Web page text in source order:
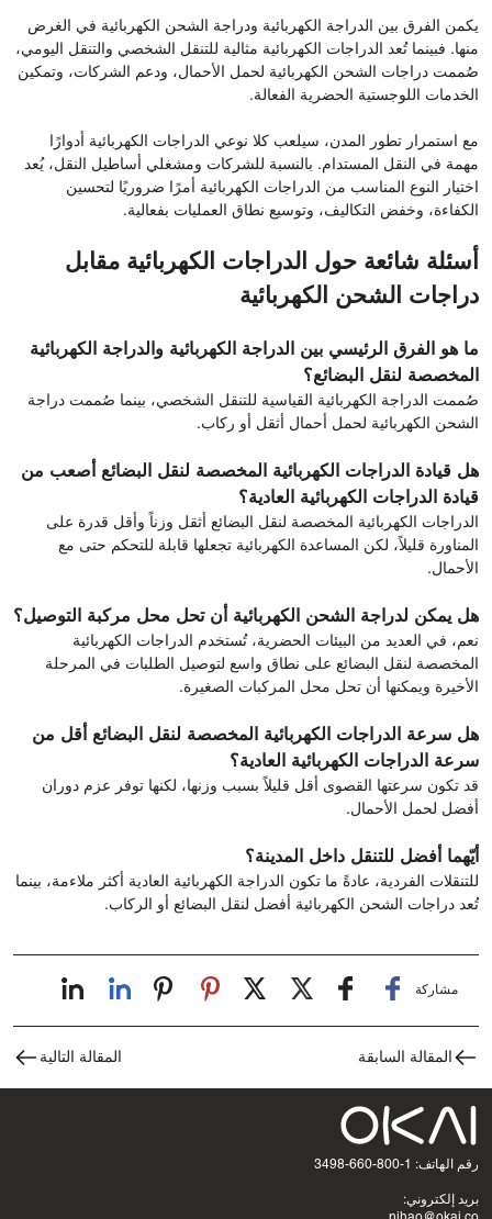
يكمن الفرق بين الدراجة الكهربائية ودراجة الشحن الكهربائية في الغرض
منها. فبينما تُعد الدراجات الكهربائية مثالية للتنقل الشخصي والتنقل اليومي،
صُممت دراجات الشحن الكهربائية لحمل الأحمال، ودعم الشركات، وتمكين
الخدمات اللوجستية الحضرية الفعالة.
مع استمرار تطور المدن، سيلعب كلا نوعي الدراجات الكهربائية أدوارًا
مهمة في النقل المستدام. بالنسبة للشركات ومشغلي أساطيل النقل، يُعد
اختيار النوع المناسب من الدراجات الكهربائية أمرًا ضروريًا لتحسين
الكفاءة، وخفض التكاليف، وتوسيع نطاق العمليات بفعالية.
أسئلة شائعة حول الدراجات الكهربائية مقابل
دراجات الشحن الكهربائية
ما هو الفرق الرئيسي بين الدراجة الكهربائية والدراجة الكهربائية
المخصصة لنقل البضائع؟
صُممت الدراجة الكهربائية القياسية للتنقل الشخصي، بينما صُممت دراجة
الشحن الكهربائية لحمل أحمال أثقل أو ركاب.
هل قيادة الدراجات الكهربائية المخصصة لنقل البضائع أصعب من
قيادة الدراجات الكهربائية العادية؟
الدراجات الكهربائية المخصصة لنقل البضائع أثقل وزناً وأقل قدرة على
المناورة قليلاً، لكن المساعدة الكهربائية تجعلها قابلة للتحكم حتى مع
الأحمال.
هل يمكن لدراجة الشحن الكهربائية أن تحل محل مركبة التوصيل؟
نعم، في العديد من البيئات الحضرية، تُستخدم الدراجات الكهربائية
المخصصة لنقل البضائع على نطاق واسع لتوصيل الطلبات في المرحلة
الأخيرة ويمكنها أن تحل محل المركبات الصغيرة.
هل سرعة الدراجات الكهربائية المخصصة لنقل البضائع أقل من
سرعة الدراجات الكهربائية العادية؟
قد تكون سرعتها القصوى أقل قليلاً بسبب وزنها، لكنها توفر عزم دوران
أفضل لحمل الأحمال.
أيّهما أفضل للتنقل داخل المدينة؟
للتنقلات الفردية، عادةً ما تكون الدراجة الكهربائية العادية أكثر ملاءمة، بينما
تُعد دراجات الشحن الكهربائية أفضل لنقل البضائع أو الركاب.
مشاركة
المقالة السابقة المقالة التالية
رقم الهاتف: 1-800-660-3498
بريد إلكتروني: